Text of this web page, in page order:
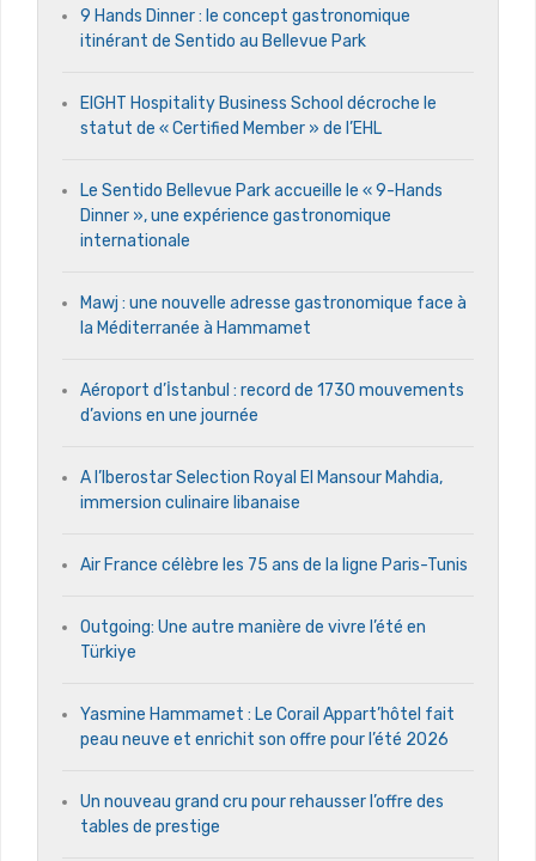
9 Hands Dinner : le concept gastronomique
itinérant de Sentido au Bellevue Park
EIGHT Hospitality Business School décroche le
statut de « Certified Member » de l’EHL
Le Sentido Bellevue Park accueille le « 9-Hands
Dinner », une expérience gastronomique
internationale
Mawj : une nouvelle adresse gastronomique face à
la Méditerranée à Hammamet
Aéroport d’İstanbul : record de 1730 mouvements
d’avions en une journée
A l’Iberostar Selection Royal El Mansour Mahdia,
immersion culinaire libanaise
Air France célèbre les 75 ans de la ligne Paris-Tunis
Outgoing: Une autre manière de vivre l’été en
Türkiye
Yasmine Hammamet : Le Corail Appart’hôtel fait
peau neuve et enrichit son offre pour l’été 2026
Un nouveau grand cru pour rehausser l’offre des
tables de prestige